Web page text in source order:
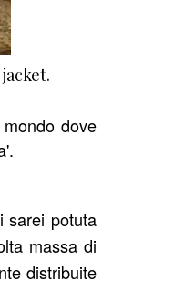
dove
sarei potuta
massa di
distribuite